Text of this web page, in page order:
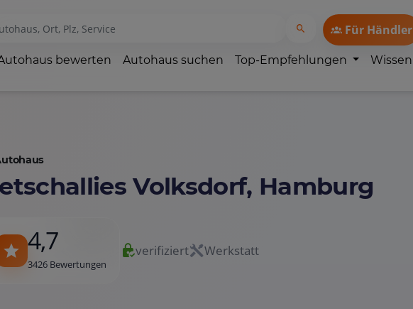
Für Händler
bewerten Autohaus suchen Top-Empfehlungen Wissen
Volksdorf, Hamburg
4,7
3426 Bewertungen
verifiziert Werkstatt